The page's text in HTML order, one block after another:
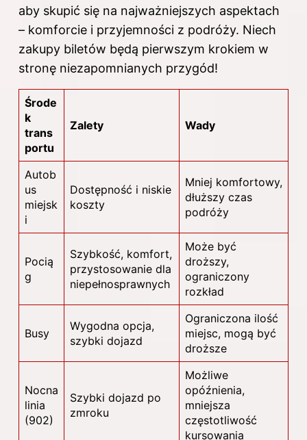
aby skupić się na najważniejszych aspektach
– komforcie i przyjemności z podróży. Niech
zakupy biletów będą pierwszym krokiem w
stronę niezapomnianych przygód!
Środe
k
trans
portu
Zalety Wady
Autob
us
miejsk
i
Dostępność i niskie
koszty
Mniej komfortowy,
dłuższy czas
podróży
Pocią
g
Szybkość, komfort,
przystosowanie dla
niepełnosprawnych
Może być
droższy,
ograniczony
rozkład
Busy
Wygodna opcja,
szybki dojazd
Ograniczona ilość
miejsc, mogą być
droższe
Nocna
linia
(902)
Szybki dojazd po
zmroku
Możliwe
opóźnienia,
mniejsza
częstotliwość
kursowania